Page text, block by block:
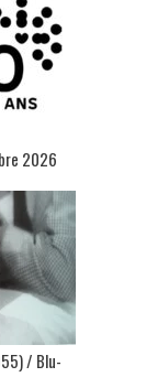
2026
/ Blu-